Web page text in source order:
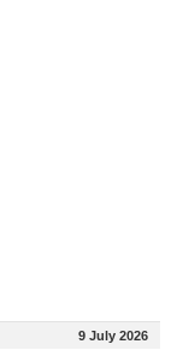
9 July 2026